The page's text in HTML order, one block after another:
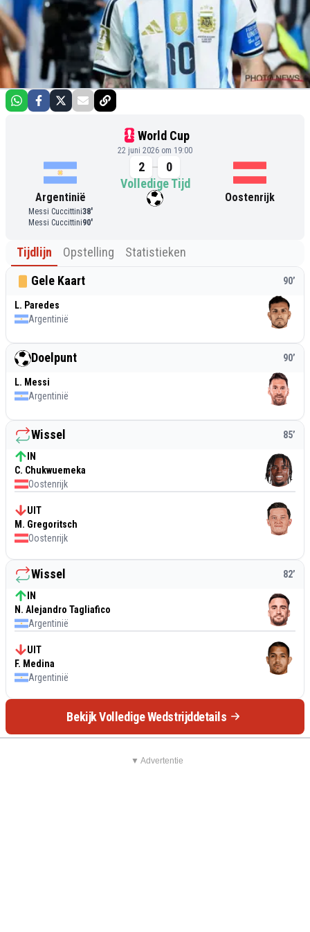
World Cup
22 juni 2026 om 19:00
Argentinië
Messi Cuccittini38'
Messi Cuccittini90'
2
0
Volledige Tijd
Oostenrijk
Tijdlijn Opstelling
Statistieken
Gele Kaart
90’
L. Paredes
Argentinië
Doelpunt 90’
L. Messi
Argentinië
Wissel 85’
IN
C. Chukwuemeka
Oostenrijk
UIT
M. Gregoritsch
Oostenrijk
Wissel 82’
IN
N. Alejandro Tagliafico
Argentinië
UIT
F. Medina
Argentinië
Bekijk Volledige Wedstrijddetails
▼ Advertentie